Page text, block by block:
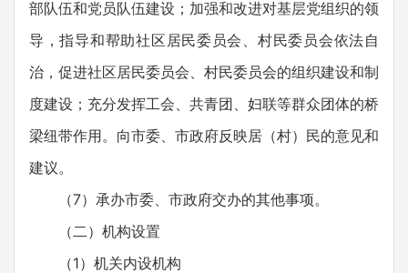
部队伍和党员队伍建设；加强和改进对基层党组织的领
导，指导和帮助社区居民委员会、村民委员会依法自
治，促进社区居民委员会、村民委员会的组织建设和制
度建设；充分发挥工会、共青团、妇联等群众团体的桥
梁纽带作用。向市委、市政府反映居（村）民的意见和
建议。
（7）承办市委、市政府交办的其他事项。
（二）机构设置
（1）机关内设机构